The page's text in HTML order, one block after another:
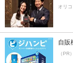
オリ
自販
（PR